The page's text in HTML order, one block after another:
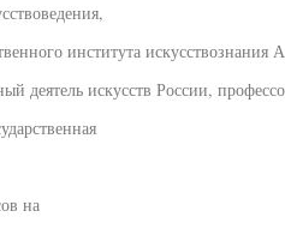
института искусствознания
деятель искусств России,
на